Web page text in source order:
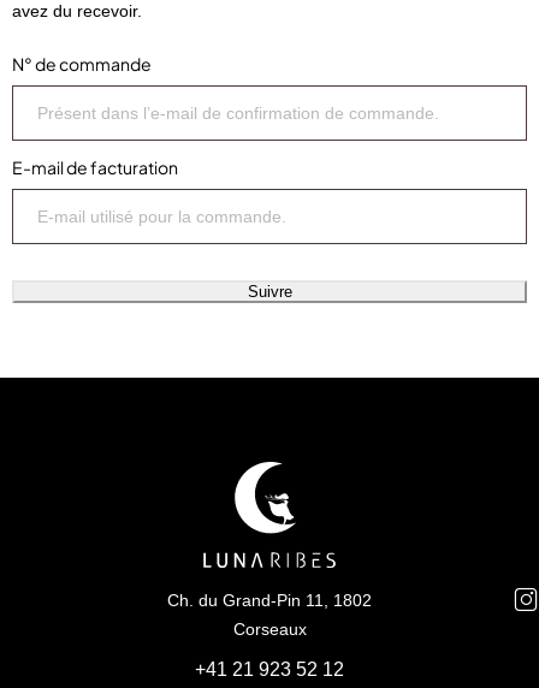
avez du recevoir.
N° de commande
E-mail de facturation
Suivre
Ch. du Grand-Pin 11, 1802
Corseaux
+41 21 923 52 12